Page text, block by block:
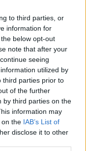
to third parties, or
information for
below opt-out
note that after your
seeing
utilized by
third parties prior to
of the further
by third parties on the
information may
on the IAB’s List of
disclose it to other